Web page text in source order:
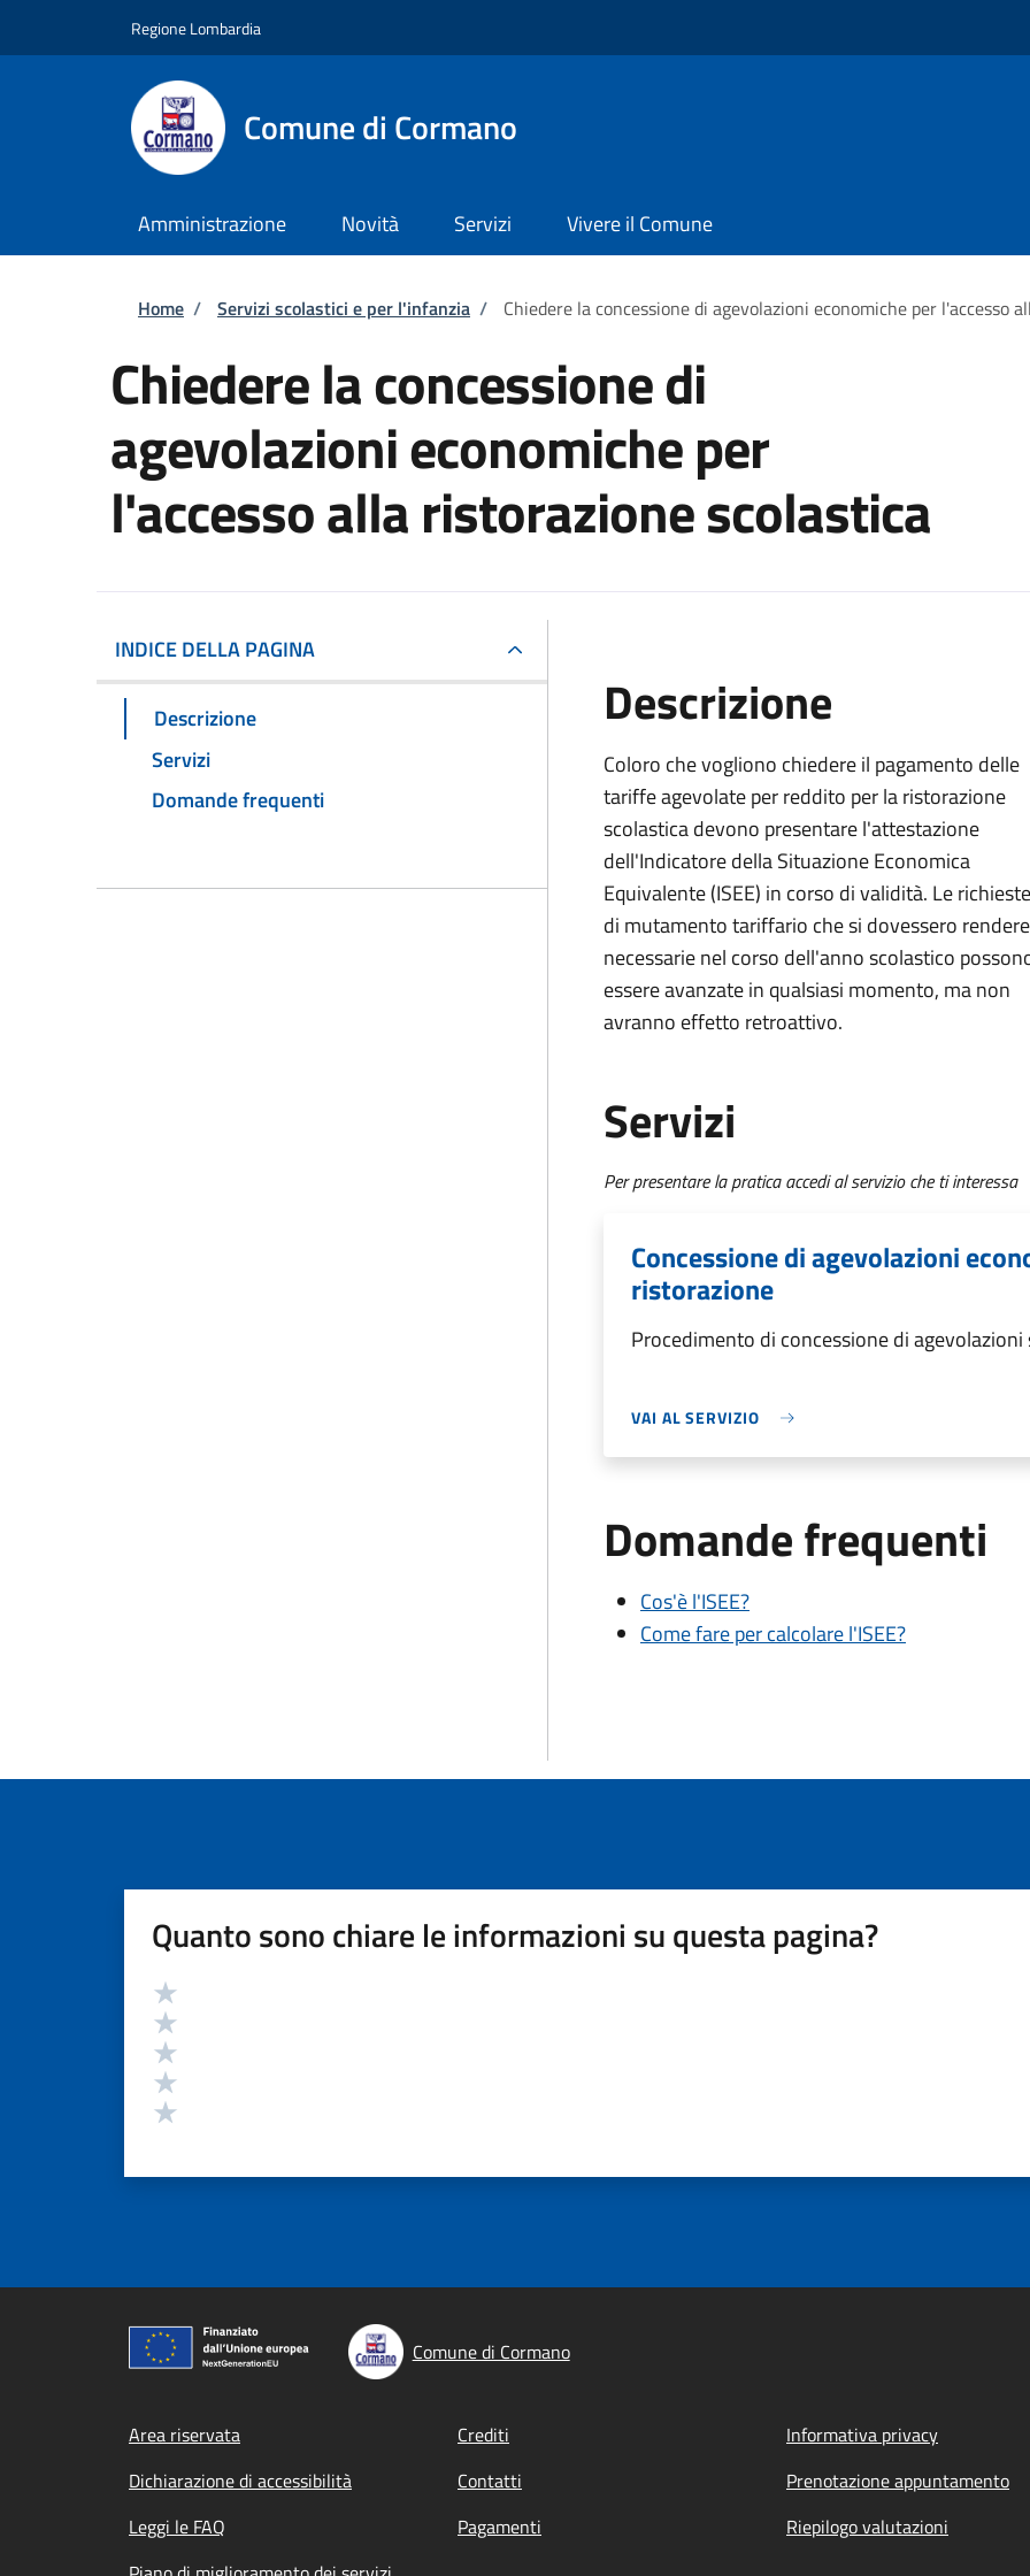
Regione Lombardia
Comune di Cormano
Amministrazione Novità Servizi Vivere il Comune
Briciole di pane
Home / Servizi scolastici e per l'infanzia / Chiedere la concessione di agevolazioni economiche per l'accesso
Chiedere la concessione di
agevolazioni economiche per
l'accesso alla ristorazione scolastica
INDICE DELLA PAGINA
Descrizione
Servizi
Domande frequenti
Descrizione
Coloro che vogliono chiedere il pagamento delle
tariffe agevolate per reddito per la ristorazione
scolastica devono presentare l'attestazione
dell'Indicatore della Situazione Economica
Equivalente (ISEE) in corso di validità. Le richieste
di mutamento tariffario che si dovessero rendere
necessarie nel corso dell'anno scolastico
essere avanzate in qualsiasi momento, ma non
avranno effetto retroattivo.
Servizi
Per presentare la pratica accedi al servizio che ti interessa
Concessione di agevolazioni
ristorazione
Procedimento di concessione di agevolazioni
VAI AL SERVIZIO
Domande frequenti
Cos'è l'ISEE?
Come fare per calcolare l'ISEE?
Quanto sono chiare le informazioni su questa pagina?
Valutazione
Comune di Cormano
Footer menu
Area riservata Crediti
Informativa privacy
Dichiarazione di accessibilità
Contatti
Prenotazione appuntamento
Leggi le FAQ
Pagamenti
Riepilogo valutazioni